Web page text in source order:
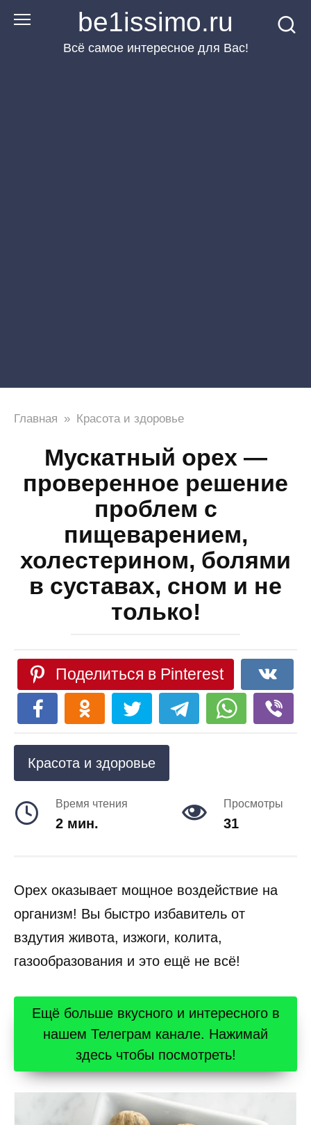
Перейти
be1issimo.ru
Всё самое интересное для Вас!
Главная » Красота и здоровье
Мускатный орех —
проверенное решение
проблем с
пищеварением,
холестерином, болями
в суставах, сном и не
только!
Поделиться в Pinterest
Красота и здоровье
Время чтения
2 мин.
Просмотры
31
Орех оказывает мощное воздействие на
организм! Вы быстро избавитель от
вздутия живота, изжоги, колита,
газообразования и это ещё не всё!
Ещё больше вкусного и интересного в
нашем Телеграм канале. Нажимай
здесь чтобы посмотреть!